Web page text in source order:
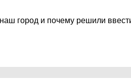
город и почему решили